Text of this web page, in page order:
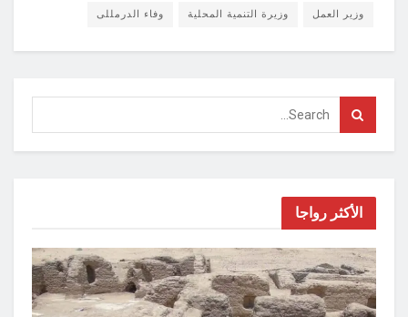
وزير العمل وزيرة التنمية المحلية وفاء الدرمللى
الأكثر رواجا